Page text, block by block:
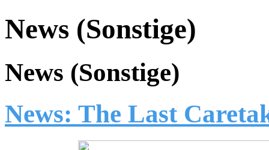
News (Sonstige)
News (Sonstige)
News: The Last